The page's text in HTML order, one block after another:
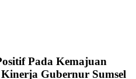
Pada Kemajuan
Gubernur Sumsel